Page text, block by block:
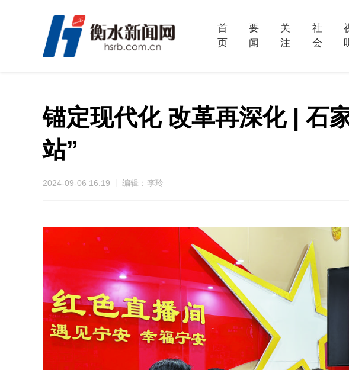
首
页
要
闻
关
注
社
会
锚定现代化 改革再深化 | 石
站”
2024-09-06 16:19 编辑：李玲